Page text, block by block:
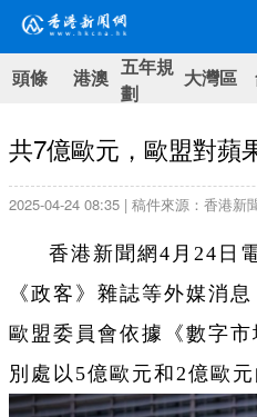
頭條 港澳 五年規
劃
大灣區
共7億歐元，歐盟對蘋
2025-04-24 08:35 | 稿件來源：香港新
香港新聞網4月24日
《政客》雜誌等外媒消
歐盟委員會依據《數字
別處以5億歐元和2億歐元